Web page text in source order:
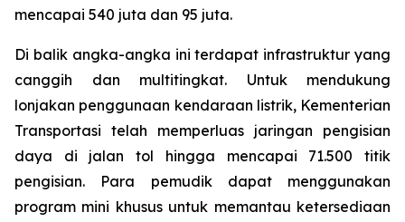
mencapai 540 juta dan 95 juta.
Di balik angka-angka ini terdapat infrastruktur yang
canggih dan multitingkat. Untuk mendukung
lonjakan penggunaan kendaraan listrik, Kementerian
Transportasi telah memperluas jaringan pengisian
daya di jalan tol hingga mencapai 71.500 titik
pengisian. Para pemudik dapat menggunakan
program mini khusus untuk memantau ketersediaan